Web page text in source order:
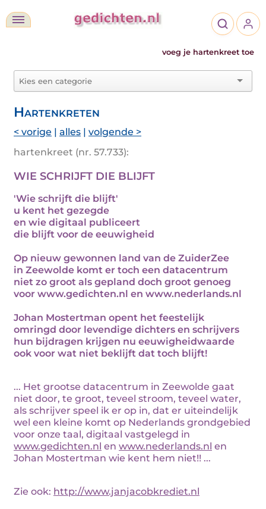
voeg je hartenkreet toe
Hartenkreten
< vorige | alles | volgende >
hartenkreet (nr. 57.733):
WIE SCHRIJFT DIE BLIJFT
'Wie schrijft die blijft'
u kent het gezegde
en wie digitaal publiceert
die blijft voor de eeuwigheid
Op nieuw gewonnen land van de ZuiderZee
in Zeewolde komt er toch een datacentrum
niet zo groot als gepland doch groot genoeg
voor www.gedichten.nl en www.nederlands.nl
Johan Mostertman opent het feestelijk
omringd door levendige dichters en schrijvers
hun bijdragen krijgen nu eeuwigheidwaarde
ook voor wat niet beklijft dat toch blijft!
... Het grootse datacentrum in Zeewolde gaat
niet door, te groot, teveel stroom, teveel water,
als schrijver speel ik er op in, dat er uiteindelijk
wel een kleine komt op Nederlands grondgebied
voor onze taal, digitaal vastgelegd in
www.gedichten.nl en www.nederlands.nl en
Johan Mostertman wie kent hem niet!! ...
Zie ook: http://www.janjacobkrediet.nl